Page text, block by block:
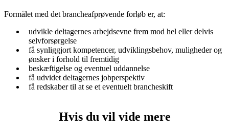
Formålet med det brancheafprøvende forløb er, at:
udvikle deltagernes arbejdsevne frem mod hel eller delvis
selvforsørgelse
få synliggjort kompetencer, udviklingsbehov, muligheder og
ønsker i forhold til fremtidig
beskæftigelse og eventuel uddannelse
få udvidet deltagernes jobperspektiv
få redskaber til at se et eventuelt brancheskift
Hvis du vil vide mere